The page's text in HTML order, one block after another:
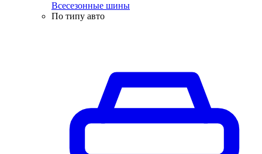
Всесезонные шины
По типу авто